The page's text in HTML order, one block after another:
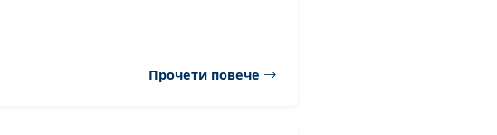
Прочети повече